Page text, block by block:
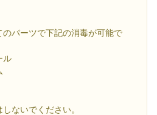
パーツで下記の消毒が可能で
ル
ないでください。